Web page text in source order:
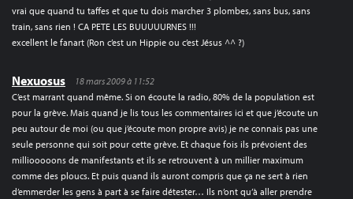
vrai que quand tu taffes et que tu dois marcher 3 plombes, sans bus, sans
train, sans rien ! CA PETE LES BUUUUURNES !!!
excellent le fanart (Ron c’est un Hippie ou c’est Jésus ^^ ?)
Nexuosus
18 mars 2009 à 11:52
C’est marrant quand même. Si on écoute la radio, 80% de la population est
pour la grève. Mais quand je lis tous les commentaires ici et que j’écoute un
peu autour de moi (ou que j’écoute mon propre avis) je ne connais pas une
seule personne qui soit pour cette grève. Et chaque fois ils prévoient des
milliooooons de manifestants et ils se retrouvent à un millier maximum
comme des ploucs. Et puis quand ils auront compris que ça ne sert à rien
d’emmerder les gens à part à se faire détester… Ils n’ont qu’à aller prendre